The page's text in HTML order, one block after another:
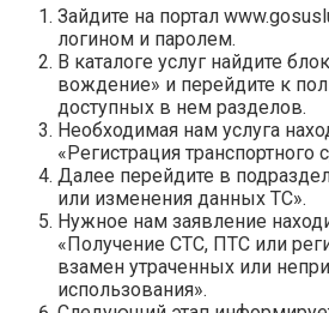
Зайдите на портал
логином и паролем.
В каталоге услуг найдите
вождение» и перейдите к
доступных в нем разделов.
Необходимая нам услуга
«Регистрация транспортного
Далее перейдите в
или изменения данных ТС».
Нужное нам заявление
«Получение СТС, ПТС или
взамен утраченных или
использования».